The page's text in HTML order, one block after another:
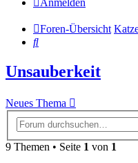
Anmelden
Foren-Übersicht
Suche
Unsauberkeit
Neues Thema
9 Themen • Seite 1 von 1